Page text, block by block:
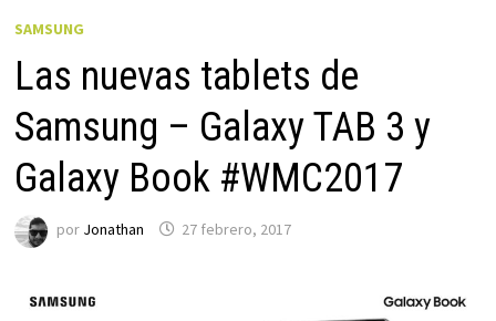
SAMSUNG
Las nuevas tablets de
Samsung – Galaxy TAB 3 y
Galaxy Book #WMC2017
por Jonathan 27 febrero, 2017